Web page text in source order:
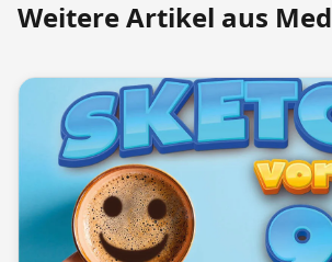
Weitere Artikel aus